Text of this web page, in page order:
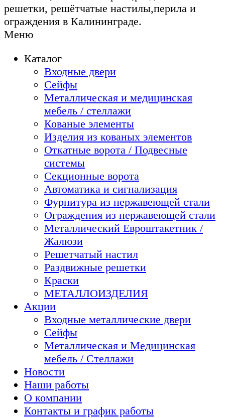
решетки, решётчатые настилы,перила и
ограждения в Калининграде.
Меню
Каталог
Входные двери
Сейфы
Металлическая и медицинская
мебель / стеллажи
Кованые элементы
Изделия из кованых элементов
Откатные ворота / Подвесные
системы
Секционные ворота
Автоматика и сигнализация
Фурнитура из нержавеющей стали
Ограждения из нержавеющей стали
Металлический Евроштакетник /
Жалюзи
Решетчатый настил
Раздвижные решетки
Краски
МЕТАЛЛОИЗДЕЛИЯ
Акции
Входные металлические двери
Сейфы
Металлическая и Медицинская
мебель / Стеллажи
Новости
Наши работы
О компании
Контакты и график работы